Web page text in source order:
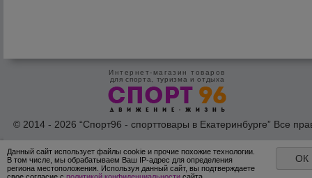
Интернет-магазин товаров
для спорта, туризма и отдыха
© 2014 - 2026 “Спорт96 - спорттовары в Екатеринбурге” Все
Данный сайт использует файлы cookie и прочие похожие технологии.
В том числе, мы обрабатываем Ваш IP-адрес для определения
региона местоположения. Используя данный сайт, вы подтверждаете
ОК